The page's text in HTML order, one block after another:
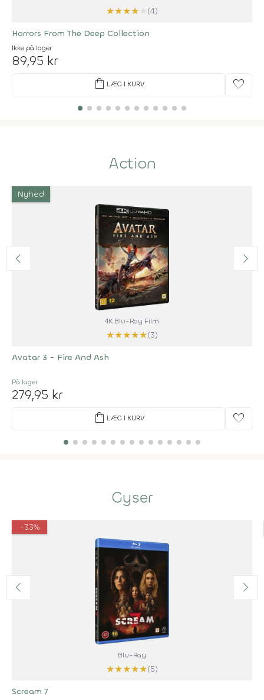
★★★★
(4)
Horrors From The Deep Collection
Ikke på lager
89,95 kr
shopping_bag LÆG I KURV favorite
Action
Nyhed
4K Blu-Ray Film
★★★★★(3)
Avatar 3 - Fire And Ash
På lager
279,95 kr
shopping_bag LÆG I KURV favorite
Gyser
-33%
Blu-Ray
★★★★★(5)
Scream 7